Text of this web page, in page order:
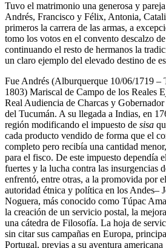
Tuvo el matrimonio una generosa y
Andrés, Francisco y Félix, Antonia,
primeros la carrera de las armas, a
tomo los votos en el convento descalzo
continuando el resto de hermanos la
un claro ejemplo del elevado destino de
Fue Andrés (Alburquerque 10/06/1719 –
1803) Mariscal de Campo de los Reales
Real Audiencia de Charcas y
del Tucumán. A su llegada a Indias, en
región modificando el impuesto de sisa
cada producto vendido de forma que el
completo pero recibía una cantidad
para el fisco. De este impuesto dependía
fuertes y la lucha contra las insurgencias
enfrentó, entre otras, a la promovida por el
autoridad étnica y política en los Andes–
Noguera, más conocido como Túpac
la creación de un servicio postal, la
una cátedra de Filosofía. La hoja de
sin citar sus campañas en Europa,
Portugal, previas a su aventura americana